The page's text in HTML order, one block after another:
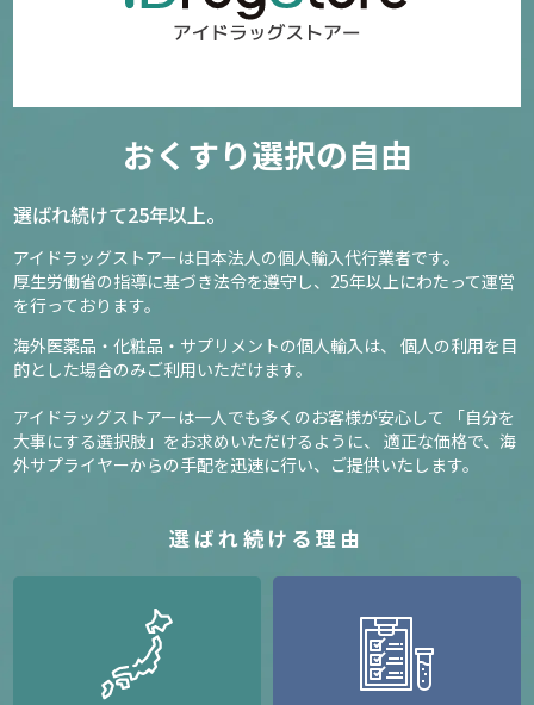
おくすり選択の自由
選ばれ続けて25年以上。
アイドラッグストアーは日本法人の個人輸入代行業者です。
厚生労働省の指導に基づき法令を遵守し、 25年以上にわたって運営
を行っております。
海外医薬品・化粧品・サプリメントの個人輸入は、
個人の利用を目
的とした場合のみご利用いただけます。
アイドラッグストアーは一人でも多くのお客様が安心して
「自分を
大事にする選択肢」をお求めいただけるように、
適正な価格で、海
外サプライヤーからの手配を迅速に行い、ご提供いたします。
選ばれ続ける理由